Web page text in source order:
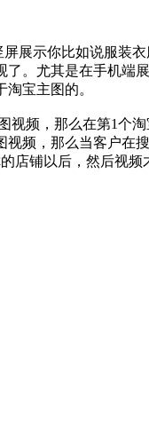
展示你比如说服装
。尤其是在手机端
宝主图的。
视频，那么在第1个
频，那么当客户在
店铺以后，然后视频